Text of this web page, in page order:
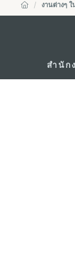
งานต่างๆ
สำนัก